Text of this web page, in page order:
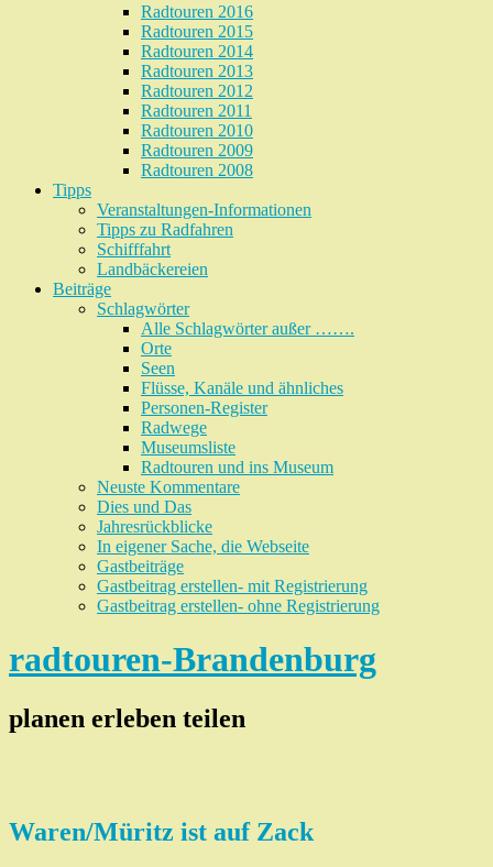
Radtouren 2016
Radtouren 2015
Radtouren 2014
Radtouren 2013
Radtouren 2012
Radtouren 2011
Radtouren 2010
Radtouren 2009
Radtouren 2008
Tipps
Veranstaltungen-Informationen
Tipps zu Radfahren
Schifffahrt
Landbäckereien
Beiträge
Schlagwörter
Alle Schlagwörter außer …….
Orte
Seen
Flüsse, Kanäle und ähnliches
Personen-Register
Radwege
Museumsliste
Radtouren und ins Museum
Neuste Kommentare
Dies und Das
Jahresrückblicke
In eigener Sache, die Webseite
Gastbeiträge
Gastbeitrag erstellen- mit Registrierung
Gastbeitrag erstellen- ohne Registrierung
radtouren-Brandenburg
planen erleben teilen
Waren/Müritz ist auf Zack